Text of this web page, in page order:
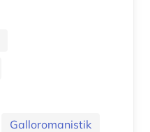
Galloromanistik